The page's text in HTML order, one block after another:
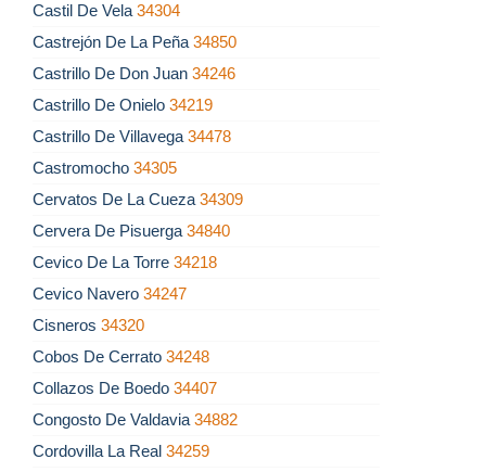
Castil De Vela 34304
Castrejón De La Peña 34850
Castrillo De Don Juan 34246
Castrillo De Onielo 34219
Castrillo De Villavega 34478
Castromocho 34305
Cervatos De La Cueza 34309
Cervera De Pisuerga 34840
Cevico De La Torre 34218
Cevico Navero 34247
Cisneros 34320
Cobos De Cerrato 34248
Collazos De Boedo 34407
Congosto De Valdavia 34882
Cordovilla La Real 34259